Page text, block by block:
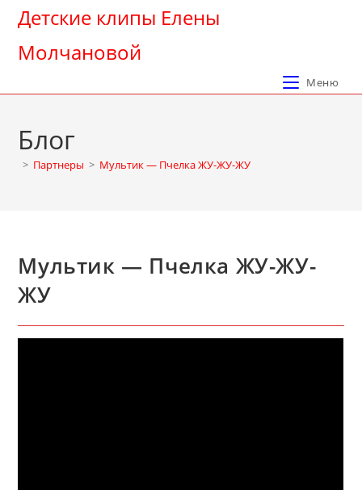
Перейти
содержимому
Детские клипы Елены
Молчановой
Меню
Блог
> Партнеры > Мультик — Пчелка ЖУ-ЖУ-ЖУ
Мультик — Пчелка ЖУ-ЖУ-
ЖУ